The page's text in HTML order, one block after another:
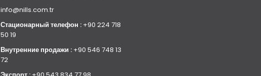
info@nills.com.tr
Стационарный телефон : +90 224 718
50 19
Внутренние продажи : +90 546 748 13
72